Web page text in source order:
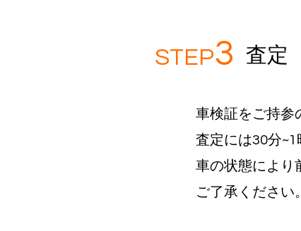
STEP3 ​査定
車検証をご持参
査定には30分~1
車の状態により
ご了承ください。